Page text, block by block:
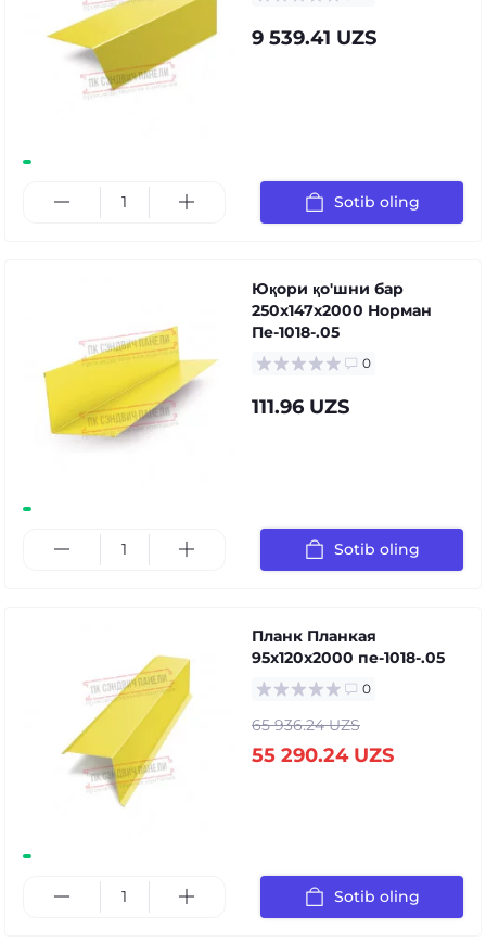
9 539.41 UZS
Sotib oling
Юқори қо'шни бар
250x147x2000 Норман
Пе-1018-.05
0
111.96 UZS
Sotib oling
Планк Планкая
95x120x2000 пе-1018-.05
0
65 936.24 UZS
55 290.24 UZS
Sotib oling